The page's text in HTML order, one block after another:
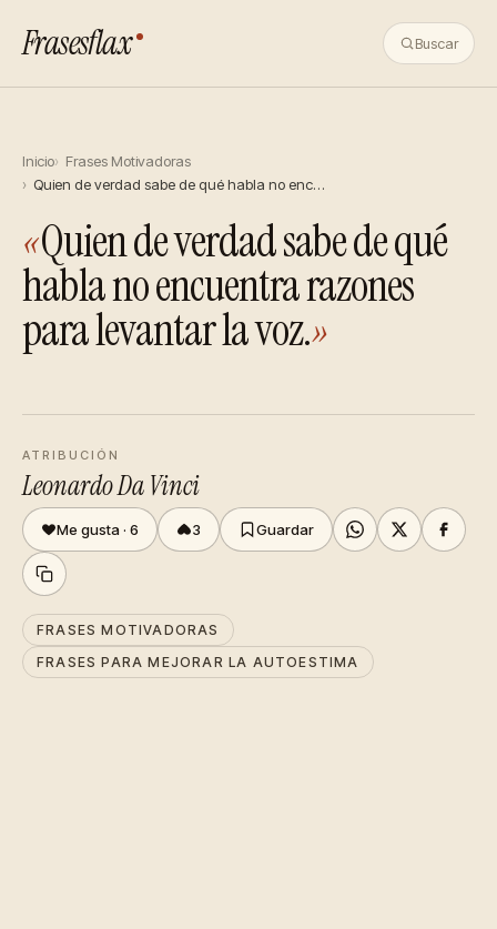
Frasesflax Buscar
Inicio
Frases Motivadoras
Quien de verdad sabe de qué habla no enc…
«Quien de verdad sabe de qué
habla no encuentra razones
para levantar la voz.»
ATRIBUCIÓN
Leonardo Da Vinci
Me gusta · 6 3 Guardar
FRASES MOTIVADORAS
FRASES PARA MEJORAR LA AUTOESTIMA